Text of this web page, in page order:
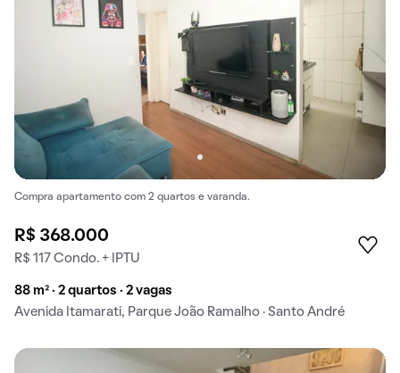
Compra apartamento com 2 quartos e varanda.
R$ 368.000
R$ 117 Condo. + IPTU
88 m² · 2 quartos · 2 vagas
Avenida Itamarati, Parque João Ramalho · Santo André